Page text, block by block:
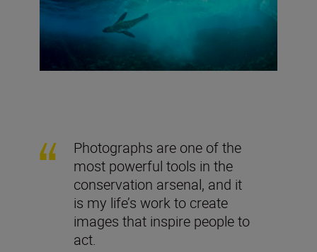
Photographs are one of the
most powerful tools in the
conservation arsenal, and it
is my life’s work to create
images that inspire people to
act.